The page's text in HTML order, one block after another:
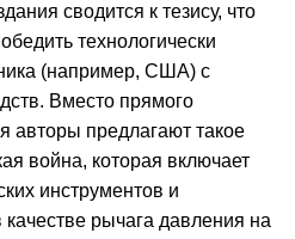
сводится к тезису, что
технологически
(например, США) с
Вместо прямого
авторы предлагают такое
война, которая включает
инструментов и
качестве рычага давления на